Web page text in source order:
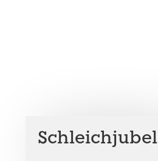
Schleichjubel